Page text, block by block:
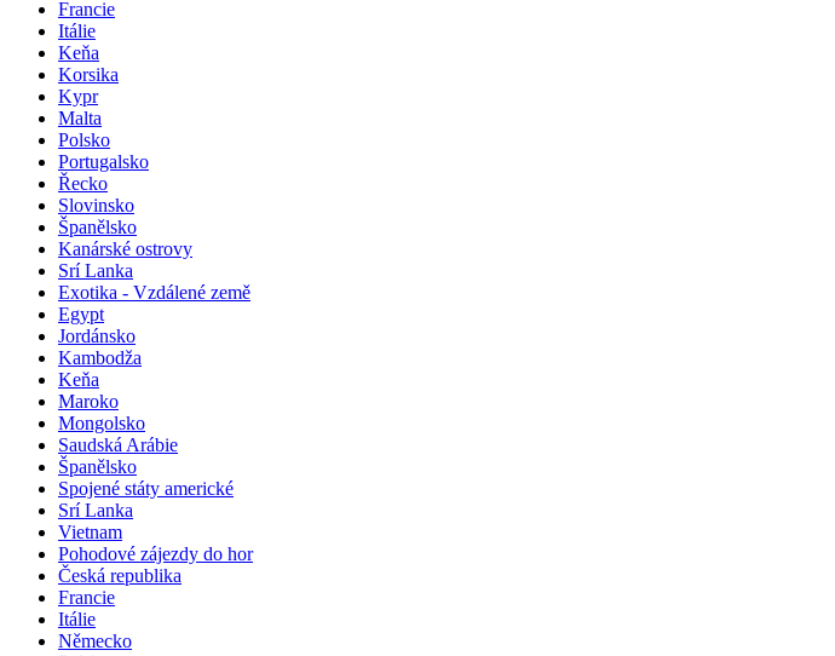
Francie
Itálie
Keňa
Korsika
Kypr
Malta
Polsko
Portugalsko
Řecko
Slovinsko
Španělsko
Kanárské ostrovy
Srí Lanka
Exotika - Vzdálené země
Egypt
Jordánsko
Kambodža
Keňa
Maroko
Mongolsko
Saudská Arábie
Španělsko
Spojené státy americké
Srí Lanka
Vietnam
Pohodové zájezdy do hor
Česká republika
Francie
Itálie
Německo